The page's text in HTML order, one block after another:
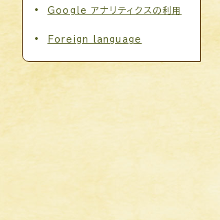
Google アナリティクスの利用
Foreign language